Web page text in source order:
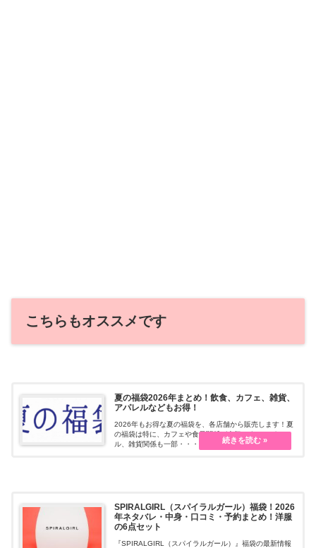
こちらもオススメです
夏の福袋2026年まとめ！飲食、カフェ、雑貨、
アパレルなどもお得！
2026年もお得な夏の福袋を、各店舗から販売します！夏
の福袋は特に、カフェや食品関係が人気です。アパレ
ル、雑貨関係も一部・・・続きを読む
SPIRALGIRL（スパイラルガール）福袋！2026
年ネタバレ・中身・口コミ・予約まとめ！洋服
の6点セット
『SPIRALGIRL（スパイラルガール）』福袋の最新情報